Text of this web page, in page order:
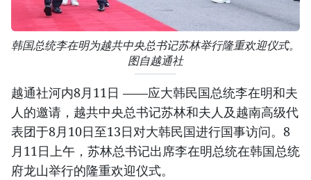
韩国总统李在明为越共中央总书记苏林举行隆重欢迎仪式。
图自越通社
越通社河内8月11日 ——应大韩民国总统李在明和夫
人的邀请，越共中央总书记苏林和夫人及越南高级代
表团于8月10日至13日对大韩民国进行国事访问。8
月11日上午，苏林总书记出席李在明总统在韩国总统
府龙山举行的隆重欢迎仪式。